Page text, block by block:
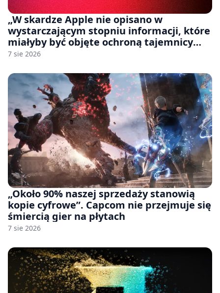
„W skardze Apple nie opisano w
wystarczającym stopniu informacji, które
miałyby być objęte ochroną tajemnicy
handlowej”. OpenAI żąda odrzucenia
7 sie 2026
„Około 90% naszej sprzedaży stanowią
kopie cyfrowe”. Capcom nie przejmuje się
śmiercią gier na płytach
7 sie 2026